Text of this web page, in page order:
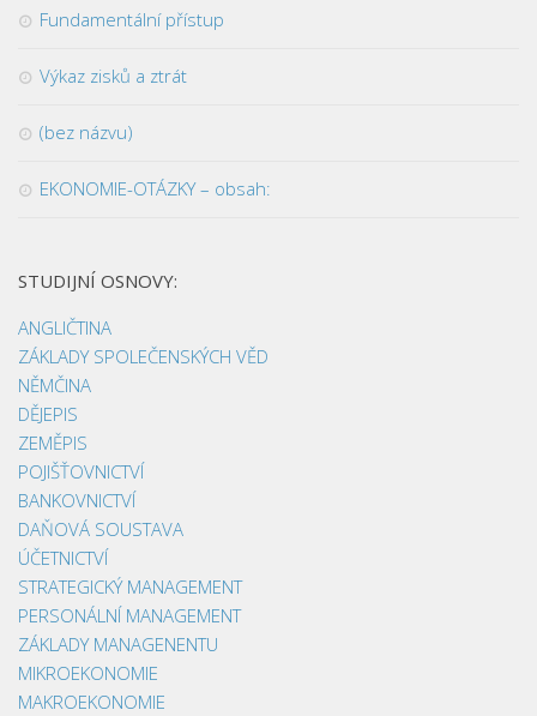
Fundamentální přístup
Výkaz zisků a ztrát
(bez názvu)
EKONOMIE-OTÁZKY – obsah:
STUDIJNÍ OSNOVY:
ANGLIČTINA
ZÁKLADY SPOLEČENSKÝCH VĚD
NĚMČINA
DĚJEPIS
ZEMĚPIS
POJIŠŤOVNICTVÍ
BANKOVNICTVÍ
DAŇOVÁ SOUSTAVA
ÚČETNICTVÍ
STRATEGICKÝ MANAGEMENT
PERSONÁLNÍ MANAGEMENT
ZÁKLADY MANAGENENTU
MIKROEKONOMIE
MAKROEKONOMIE